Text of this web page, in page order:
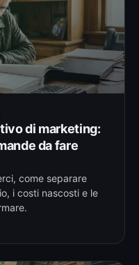
di marketing:
da fare
come separare
i costi nascosti e le